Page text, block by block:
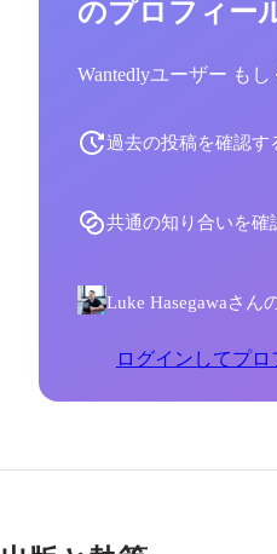
のプロフィー
Wantedlyユーザー も
過去の投稿を確認す
共通の知り合いを確
Luke Hasegawaさん
ログインしてプ